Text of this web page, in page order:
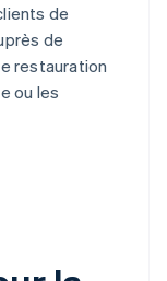
de
de
restauration
ou les